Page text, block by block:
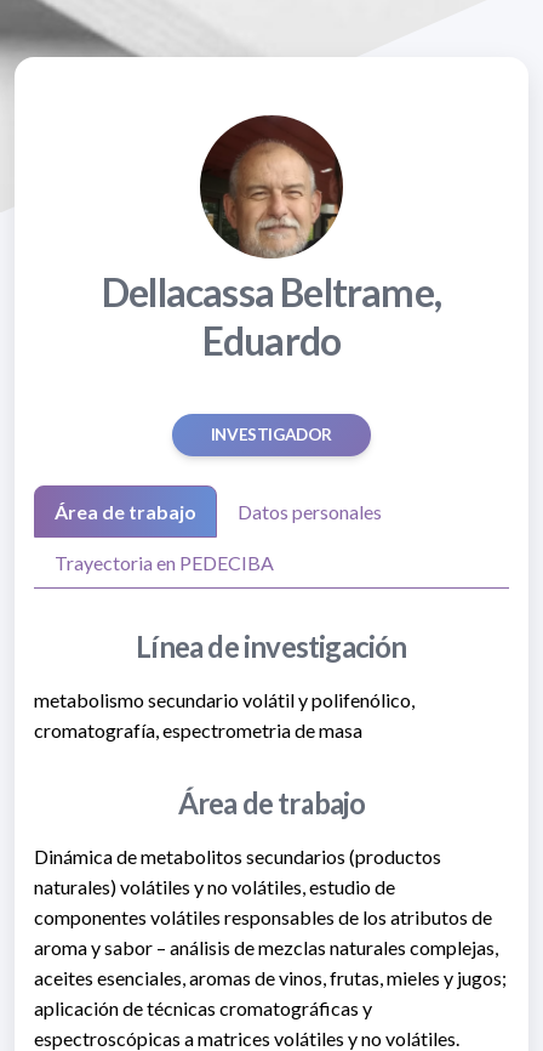
Dellacassa Beltrame,
Eduardo
INVESTIGADOR
Área de trabajo Datos personales
Trayectoria en PEDECIBA
Línea de investigación
metabolismo secundario volátil y polifenólico,
cromatografía, espectrometria de masa
Área de trabajo
Dinámica de metabolitos secundarios (productos
naturales) volátiles y no volátiles, estudio de
componentes volátiles responsables de los atributos de
aroma y sabor – análisis de mezclas naturales complejas,
aceites esenciales, aromas de vinos, frutas, mieles y jugos;
aplicación de técnicas cromatográficas y
espectroscópicas a matrices volátiles y no volátiles.